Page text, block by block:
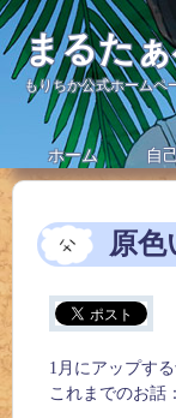
まるた
もりちか公式ホームペ
ホーム 自
原
1月にアップす
これまでのお話：